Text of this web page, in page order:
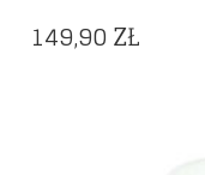
149,90ZŁ